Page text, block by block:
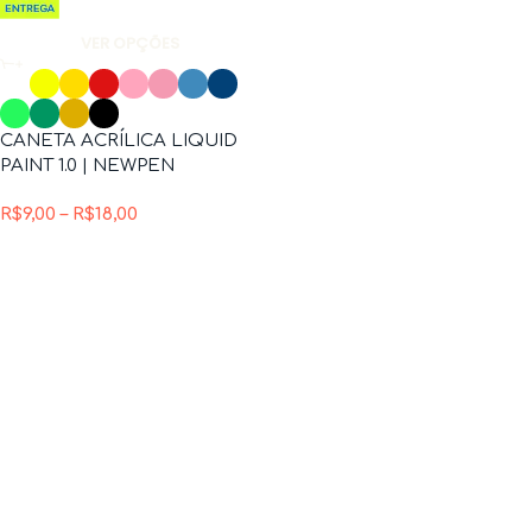
CANETA ACRÍLICA LIQUID
PAINT 1.0 | NEWPEN
R$9,00 – R$18,00